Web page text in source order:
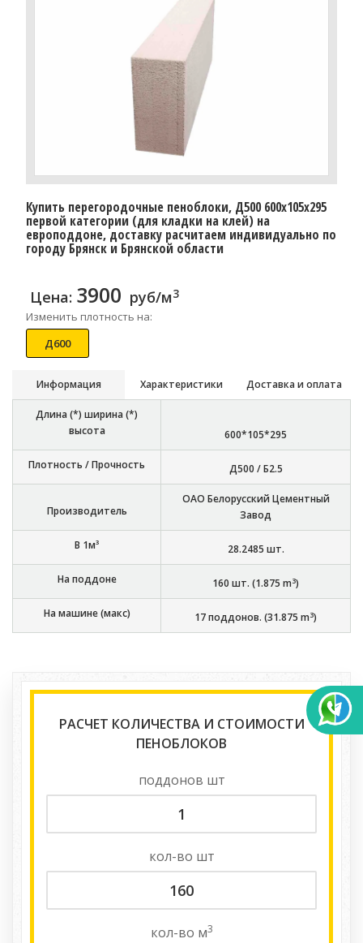
Купить перегородочные пеноблоки, Д500 600x105x295
первой категории (для кладки на клей) на
европоддоне, доставку расчитаем индивидуально по
городу Брянск и Брянской области
Цена: 3900 руб/м3
Изменить плотность на:
Д600
Информация Характеристики Доставка и оплата
Длина (*) ширина (*)
высота
600*105*295
Плотность / Прочность Д500 / Б2.5
Производитель
ОАО Белорусский Цементный
Завод
В 1м³ 28.2485 шт.
На поддоне 160 шт. (1.875 m3)
На машине (макс) 17поддонов. (31.875 m3)
РАСЧЕТ КОЛИЧЕСТВА И СТОИМОСТИ
ПЕНОБЛОКОВ
поддонов шт
кол-во шт
кол-во м3